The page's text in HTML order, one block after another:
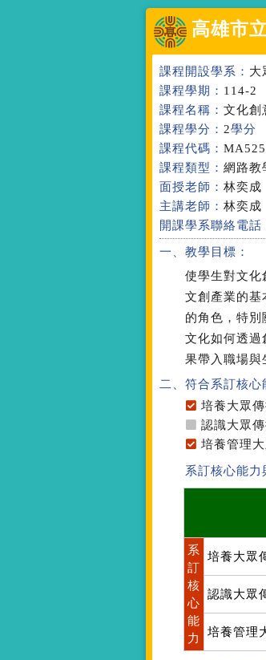
高雄市
課程開設學系： 大
課程學期： 114-2
課程名稱： 文化創
課程學分： 2學分
課程代碼：
課程類型： 網路教
面授老師： 林奕成
主講老師： 林奕成
開課學系聯絡電話
一、教學目標：
使學生對文化
文創產業的基
的角色，特
文化如何透過
果帶入職場與
二、符合系訂核心
培養大眾
認識大眾
培養管理
系訂核心能力
系
訂
核
心
能
力
培養大眾
認識大眾
培養管理